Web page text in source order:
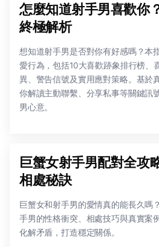
怎麼知道射手男喜歡你
終極解析
想知道射手男是否對你有好感嗎？本
愛行為，包括10大喜歡跡象排行榜、
異、警告信號及實用應對策略。基於
你解讀主動聯繫、分享私事等關鍵訊
男心意。
巨蟹女射手男配對全攻
相處秘訣
巨蟹女和射手男的愛情真的能長久嗎
手男的性格衝突、相處技巧與真實案
化解矛盾，打造穩定關係。